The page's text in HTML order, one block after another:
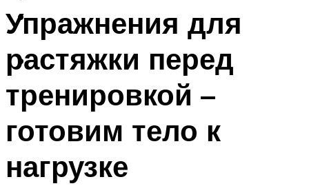
ФИТНЕС
МЕНЮ
Упражнения для
растяжки перед
тренировкой –
готовим тело к
нагрузке